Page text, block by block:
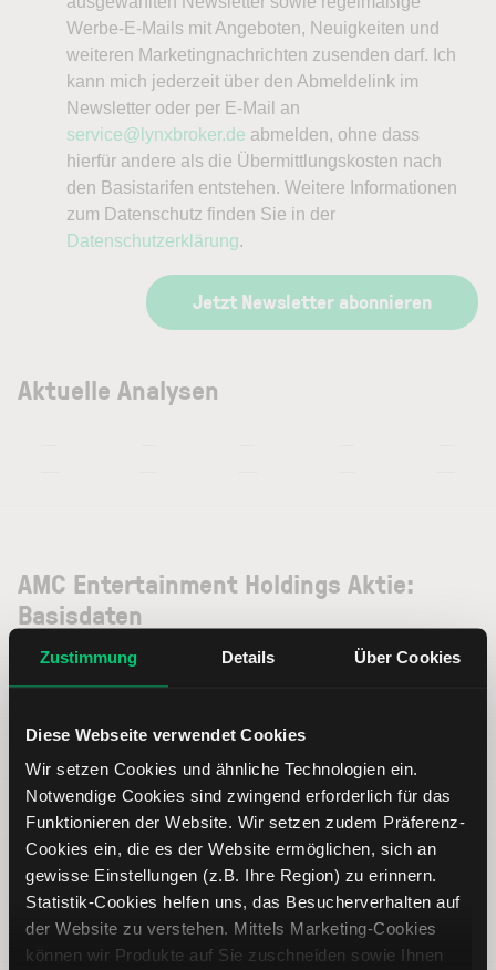
Zustimmung Details Über Cookies
Diese Webseite verwendet Cookies
Wir setzen Cookies und ähnliche Technologien ein.
Notwendige Cookies sind zwingend erforderlich für das
Funktionieren der Website. Wir setzen zudem Präferenz-
Cookies ein, die es der Website ermöglichen, sich an
gewisse Einstellungen (z.B. Ihre Region) zu erinnern.
Statistik-Cookies helfen uns, das Besucherverhalten auf
der Website zu verstehen. Mittels Marketing-Cookies
können wir Produkte auf Sie zuschneiden sowie Ihnen
Werbe-E-Mails mit Angeboten, Neuigkeiten und
weiteren Marketingnachrichten zusenden darf. Ich
kann mich jederzeit über den Abmeldelink im
Newsletter oder per E-Mail an
service@lynxbroker.de abmelden, ohne dass
hierfür andere als die Übermittlungskosten nach
den Basistarifen entstehen. Weitere Informationen
zum Datenschutz finden Sie in der
Datenschutzerklärung.
Jetzt Newsletter abonnieren
Aktuelle Analysen
AMC Entertainment Holdings Aktie:
Basisdaten
ISIN
Währung USD
Land Vereinigte Staaten von Amerika